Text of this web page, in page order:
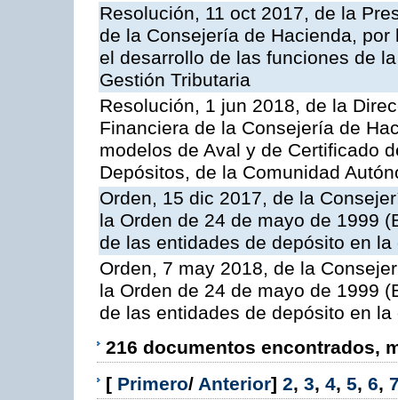
Resolución, 11 oct 2017, de la
de la Consejería de Hacienda,
el desarrollo de las funciones de
Gestión Tributaria
Resolución, 1 jun 2018, de la
Financiera de la Consejería de
modelos de Aval y de Certificado
Depósitos, de la Comunidad
Orden, 15 dic 2017, de la
la Orden de 24 de mayo de 1999
de las entidades de depósito en
Orden, 7 may 2018, de la
la Orden de 24 de mayo de 1999
de las entidades de depósito en
216 documentos encontrados,
[ Primero/ Anterior] 2, 3, 4, 5, 6,